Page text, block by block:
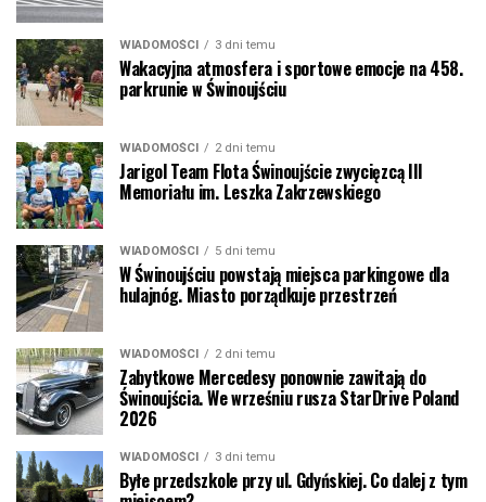
WIADOMOŚCI 3 dni temu
Wakacyjna atmosfera i sportowe emocje na 458.
parkrunie w Świnoujściu
WIADOMOŚCI 2 dni temu
Jarigol Team Flota Świnoujście zwycięzcą III
Memoriału im. Leszka Zakrzewskiego
WIADOMOŚCI 5 dni temu
W Świnoujściu powstają miejsca parkingowe dla
hulajnóg. Miasto porządkuje przestrzeń
WIADOMOŚCI 2 dni temu
Zabytkowe Mercedesy ponownie zawitają do
Świnoujścia. We wrześniu rusza StarDrive Poland
2026
WIADOMOŚCI 3 dni temu
Byłe przedszkole przy ul. Gdyńskiej. Co dalej z tym